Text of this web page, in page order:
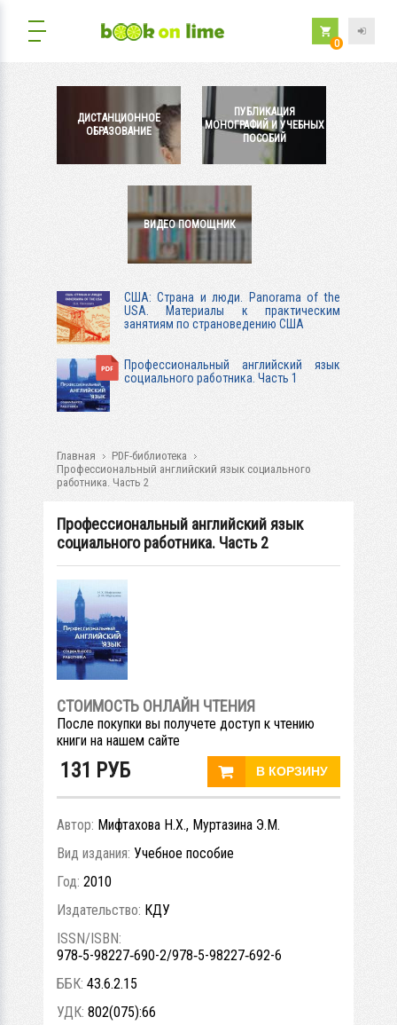
0
ДИСТАНЦИОННОЕ
ОБРАЗОВАНИЕ
ПУБЛИКАЦИЯ
МОНОГРАФИЙ И УЧЕБНЫХ
ПОСОБИЙ
ВИДЕО ПОМОЩНИК
США: Страна и люди. Panorama of the
USA. Материалы к практическим
занятиям по страноведению США
Профессиональный английский язык
социального работника. Часть 1
Главная
PDF-библиотека
Профессиональный английский язык социального
работника. Часть 2
Профессиональный английский язык
социального работника. Часть 2
СТОИМОСТЬ ОНЛАЙН ЧТЕНИЯ
После покупки вы получете доступ к чтению
книги на нашем сайте
131 РУБ
Автор: Мифтахова Н.Х., Муртазина Э.М.
Вид издания: Учебное пособие
Год: 2010
Издательство: КДУ
ISSN/ISBN:
978‑5-98227‑690-2/978‑5-98227‑692-6
ББК: 43.6.2.15
УДК: 802(075):66